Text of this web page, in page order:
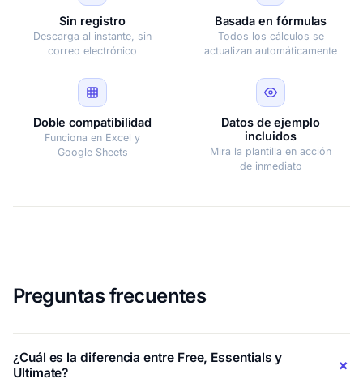
Sin registro
Descarga al instante, sin
correo electrónico
Basada en fórmulas
Todos los cálculos se
actualizan automáticamente
Doble compatibilidad
Funciona en Excel y
Google Sheets
Datos de ejemplo
incluidos
Mira la plantilla en acción
de inmediato
Preguntas frecuentes
¿Cuál es la diferencia entre Free, Essentials y
Ultimate?